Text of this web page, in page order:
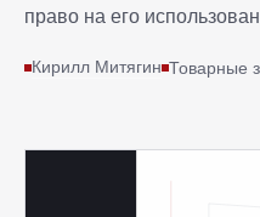
право на его
исключительное право на
Кирилл Митягин Товарные